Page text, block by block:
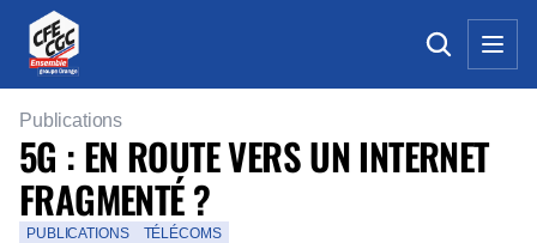
Publications
5G : EN ROUTE VERS UN INTERNET
FRAGMENTÉ ?
PUBLICATIONS
TÉLÉCOMS